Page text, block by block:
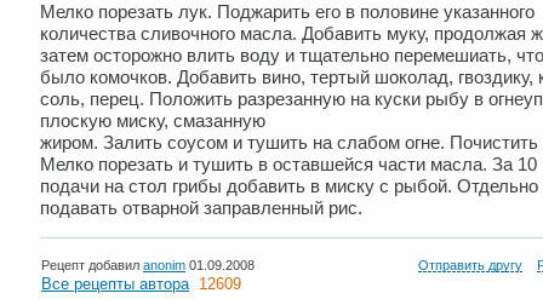
Мелко порезать лук. Поджарить его в половине указанного
количества сливочного масла. Добавить муку, продолжая
затем осторожно влить воду и тщательно перемешиать,
было комочков. Добавить вино, тертый шоколад, гвоздику,
соль, перец. Положить разрезанную на куски рыбу в
плоскую миску, смазанную
жиром. Залить соусом и тушить на слабом огне. Почистить
Мелко порезать и тушить в оставшейся части масла. За 10
подачи на стол грибы добавить в миску с рыбой. Отдельно
подавать отварной заправленный рис.
Рецепт добавил anonim 01.09.2008 Отправить другу
Все рецепты автора 12609